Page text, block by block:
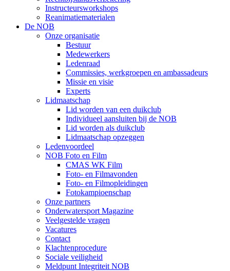
Instructeursworkshops
Reanimatiematerialen
De NOB
Onze organisatie
Bestuur
Medewerkers
Ledenraad
Commissies, werkgroepen en ambassadeurs
Missie en visie
Experts
Lidmaatschap
Lid worden van een duikclub
Individueel aansluiten bij de NOB
Lid worden als duikclub
Lidmaatschap opzeggen
Ledenvoordeel
NOB Foto en Film
CMAS WK Film
Foto- en Filmavonden
Foto- en Filmopleidingen
Fotokampioenschap
Onze partners
Onderwatersport Magazine
Veelgestelde vragen
Vacatures
Contact
Klachtenprocedure
Sociale veiligheid
Meldpunt Integriteit NOB